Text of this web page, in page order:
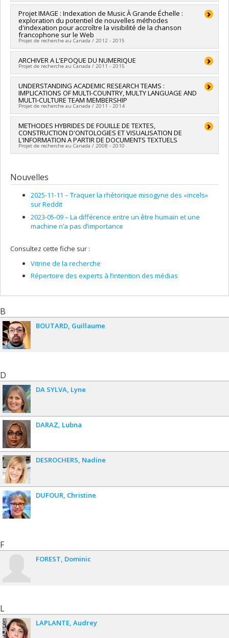
Programmes de subvention :PV152160-Subvention
Connexion
Chercheur principal : Marie-Claude L'Homme
Co-chercheurs :Patrick Drouin,Dominic Forest,Elizabeth
Marshman
Sources de financement :CRSH/Conseil de recherches en
sciences humaines du Canada
Programmes de subvention :PVXXXXXX-Subvention Savoir
Projet IMAGE : Indexation de Music À Grande Échelle :
exploration du potentiel de nouvelles méthodes
d'indexation pour accroître la visibilité de la chanson
francophone sur le Web
Projet de recherche au Canada / 2012 - 2015
Chercheur principal :Audrey Laplante
Co-chercheurs :Dominic Forest
Sources de financement :CRSH/Conseil de recherches en
sciences humaines du Canada
Programmes de subvention :PV153480-Subventions de
développement Savoir
ARCHIVER A L'EPOQUE DU NUMERIQUE
Projet de recherche au Canada / 2011 - 2015
Chercheur principal :Éric Méchoulan
Co-chercheurs :André Gaudreault,Michael Sinatra, Philippe
Despoix,Jean-Claude Guédon,Marion Froger
Forest,Jean-Marc Larrue,André Habib,William O Straw,
Lynn Copeland,Pierre Anctil ,Viva Paci,Marie-Madeleine
Mervant-Roux, Arthur Kroker,Philippe Bouquillion,Jean-
Louis Déotte
Sources de financement :CRSH/Conseil de recherches en
développement de partenariat
UNDERSTANDING ACADEMIC RESEARCH TEAMS :
IMPLICATIONS OF MULTI-COUNTRY, MULTY LANGUAGE AND
MULTI-CULTURE TEAM MEMBERSHIP
Projet de recherche au Canada / 2011 - 2014
Chercheur principal :Dominic Forest
Co-chercheurs : Lynne Siemens
Sources de financement :CRSH/Conseil de recherches en
sciences humaines du Canada
projets
METHODES HYBRIDES DE FOUILLE DE TEXTES,
CONSTRUCTION D'ONTOLOGIES ET VISUALISATION DE
L'INFORMATION A PARTIR DE DOCUMENTS TEXTUELS
Projet de recherche au Canada / 2008 - 2010
Nouvelles
2025-11-11 – Traquer la rhétorique misogyne des «incels»
sur Reddit
2023-05-09 – La différence entre un être humain et une
machine n’a pas d’importance
Consultez cette fiche sur :
Vitrine de la recherche
Répertoire des experts à l’intention des médias
B
BOUTARD Guillaume
D
DA SYLVA Lyne
DARAZ Lubna
DESROCHERS Nadine
DUFOUR Christine
F
FOREST Dominic
L
LAPLANTE Audrey